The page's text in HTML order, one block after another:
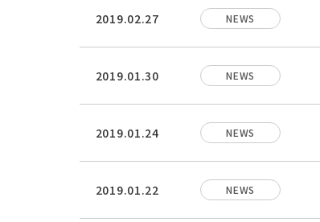
2019.02.27 NEWS
2019.01.30 NEWS
2019.01.24 NEWS
2019.01.22 NEWS